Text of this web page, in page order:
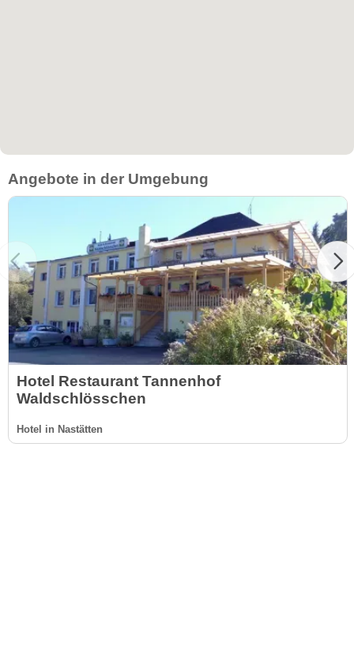
Angebote in der Umgebung
Hotel Restaurant Tannenhof
Waldschlösschen
Hotel in Nastätten